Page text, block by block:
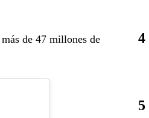
de 47 millones de